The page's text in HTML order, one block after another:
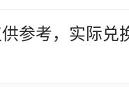
参考，实际